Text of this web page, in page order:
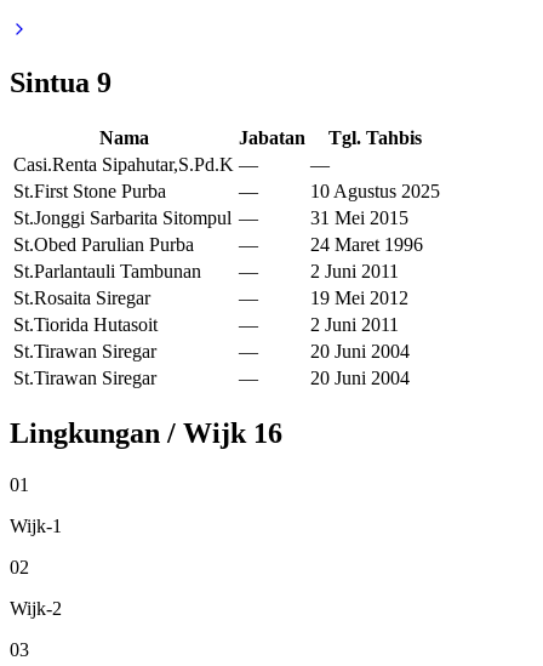
Sintua 9
Nama Jabatan
Tgl. Tahbis
Casi.Renta Sipahutar,S.Pd.K —
—
St.First Stone Purba
—
10 Agustus 2025
St.Jonggi Sarbarita Sitompul —
31 Mei 2015
St.Obed Parulian Purba
—
24 Maret 1996
St.Parlantauli Tambunan
—
2 Juni 2011
St.Rosaita Siregar
—
19 Mei 2012
St.Tiorida Hutasoit
—
2 Juni 2011
St.Tirawan Siregar
—
20 Juni 2004
St.Tirawan Siregar
— 20 Juni 2004
Lingkungan / Wijk 16
01
Wijk-1
02
Wijk-2
03